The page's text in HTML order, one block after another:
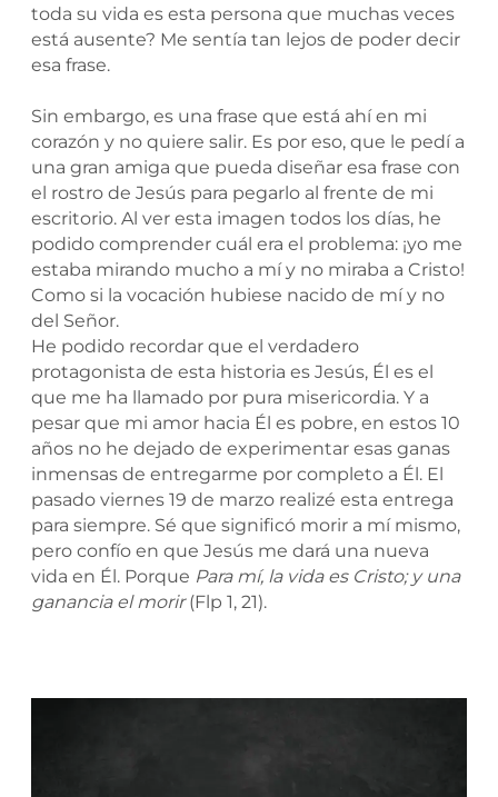
toda su vida es esta persona que muchas veces
está ausente? Me sentía tan lejos de poder decir
esa frase.
Sin embargo, es una frase que está ahí en mi
corazón y no quiere salir. Es por eso, que le pedí a
una gran amiga que pueda diseñar esa frase con
el rostro de Jesús para pegarlo al frente de mi
escritorio. Al ver esta imagen todos los días, he
podido comprender cuál era el problema: ¡yo me
estaba mirando mucho a mí y no miraba a Cristo!
Como si la vocación hubiese nacido de mí y no
del Señor.
He podido recordar que el verdadero
protagonista de esta historia es Jesús, Él es el
que me ha llamado por pura misericordia. Y a
pesar que mi amor hacia Él es pobre, en estos 10
años no he dejado de experimentar esas ganas
inmensas de entregarme por completo a Él. El
pasado viernes 19 de marzo realizé esta entrega
para siempre. Sé que significó morir a mí mismo,
pero confío en que Jesús me dará una nueva
vida en Él. Porque Para mí, la vida es Cristo; y una
ganancia el morir(Flp 1, 21).